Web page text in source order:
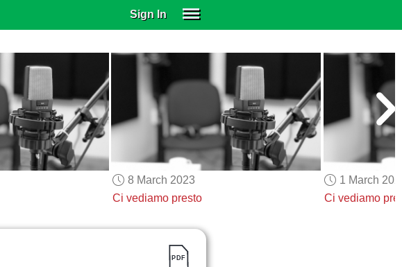
Sign In
SUBSCRIBE
EDUCATIONAL LICENSES
GIFT CARDS
OTHER LANGUAGES
ABOUT US
ALEXA
ADJUST COLORS
8 March 2023
Ci vediamo presto
1 March
Ci vediamo